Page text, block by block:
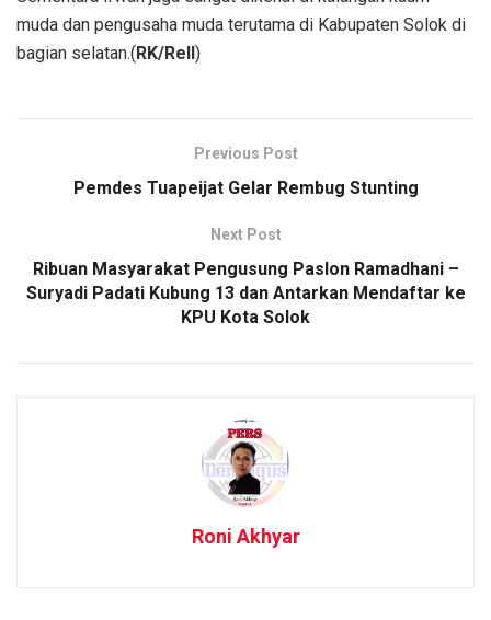
muda dan pengusaha muda terutama di Kabupaten Solok di
bagian selatan.(RK/Rell)
Previous Post
Pemdes Tuapeijat Gelar Rembug Stunting
Next Post
Ribuan Masyarakat Pengusung Paslon Ramadhani –
Suryadi Padati Kubung 13 dan Antarkan Mendaftar ke
KPU Kota Solok
Roni Akhyar